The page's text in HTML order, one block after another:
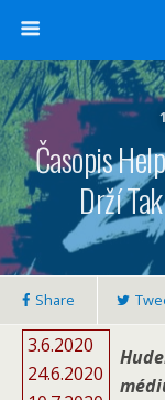
Časopis
Drží
Share
3.6.2020
24.6.2020